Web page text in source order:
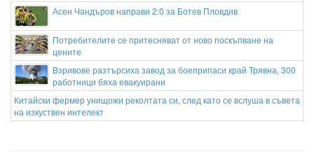
Асен Чандъров направи 2:0 за Ботев Пловдив
Потребителите се притесняват от ново поскъпване на
цените
Взривове разтърсиха завод за боеприпаси край Трявна, 300
работници бяха евакуирани
Китайски фермер унищожи реколтата си, след като се вслуша в съвета
на изкуствен интелект